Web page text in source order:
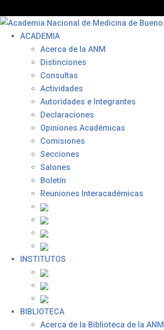
ACADEMIA
Acerca de la ANM
Distinciones
Consultas
Actividades
Autoridades e Integrantes
Declaraciones
Opiniones Académicas
Comisiones
Secciones
Salones
Boletín
Reuniones Interacadémicas
INSTITUTOS
BIBLIOTECA
Acerca de la Biblioteca de la ANM